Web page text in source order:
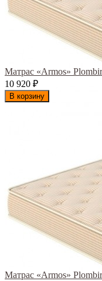
Матрас «Armos»
10 920 ₽
В корзину
Матрас «Armos»